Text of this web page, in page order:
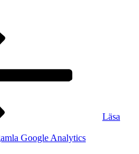
Läsa
Google Analytics